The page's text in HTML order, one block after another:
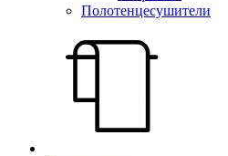
Полотенцесушители